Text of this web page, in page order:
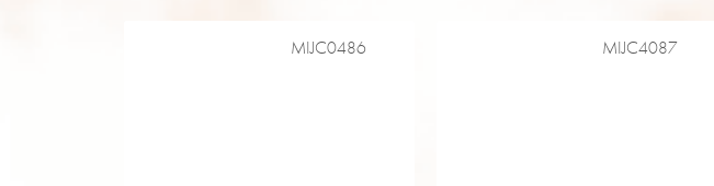
MIJC0486 MIJC4087